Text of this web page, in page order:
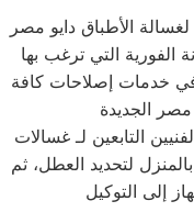
الأطباق دايو مصر
أكثر من 10 سنوات في خدمات إصلاحات كافة
التابعين لـ غسالات
لتحديد العطل، ثم
إلى التوكيل